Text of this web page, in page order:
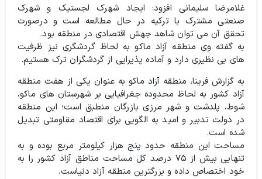
غلامرضا سلیمانی افزود: ایجاد شهرک لجستیک و شهرک
صنعتی مشترک با ترکیه در حال مطالعه است و درصورت
تحقق آن می توان شاهد جهش اقتصادی در منطقه بود.
به گفته وی منطقه آزاد ماکو به لحاظ گردشگری نیز ظرفیت
های بی نظیری دارد و آماده پذیرایی از گردشگران ترک هستیم.
به گزارش فرینا، منطقه آزاد ماکو به عنوان یکی از هفت منطقه
آزاد کشور به لحاظ محدوده جغرافیایی بر شهرستان های ماکو،
شوط، پلدشت و شهر مرزی بازرگان منطبق است؛ این منطقه
در دولت تدبیر و امید به الگویی برای اقتصاد مقاومتی تبدیل
شده است.
مساحت این منطقه حدود پنج هزار کیلومتر مربع بوده و به
تنهایی بیش از ۷۵ درصد کل مساحت مناطق آزاد کشور را به
خود اختصاص داده و بزرگترین منطقه آزاد دنیاست.